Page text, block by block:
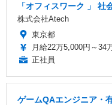
「オフィスワーク 」
株式会社Atech
東京都
月給22万5,000円～34
正社員
ゲームQAエンジニア・